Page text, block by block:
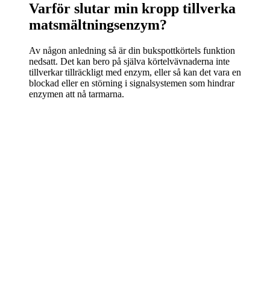
Varför slutar min kropp tillverka
matsmältningsenzym?
Av någon anledning så är din bukspottkörtels funktion
nedsatt. Det kan bero på själva körtelvävnaderna inte
tillverkar tillräckligt med enzym, eller så kan det vara en
blockad eller en störning i signalsystemen som hindrar
enzymen att nå tarmarna.